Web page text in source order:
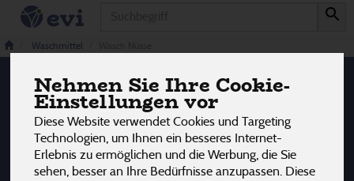
Nehmen Sie Ihre Cookie-
Einstellungen vor
Diese Website verwendet Cookies und Targeting
Technologien, um Ihnen ein besseres Internet-
Erlebnis zu ermöglichen und die Werbung, die Sie
sehen, besser an Ihre Bedürfnisse anzupassen. Diese
Waschmittel
Wasch Nüsse
Hersteller Allergene